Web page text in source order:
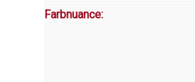
Farbnuance: